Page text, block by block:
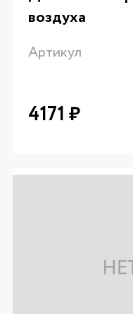
воздуха
Артикул
4171 ₽